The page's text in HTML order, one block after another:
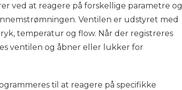
ved at reagere på forskellige parametre og
Ventilen er udstyret med
temperatur og flow. Når der registreres
ventilen og åbner eller lukker for
til at reagere på specifikke